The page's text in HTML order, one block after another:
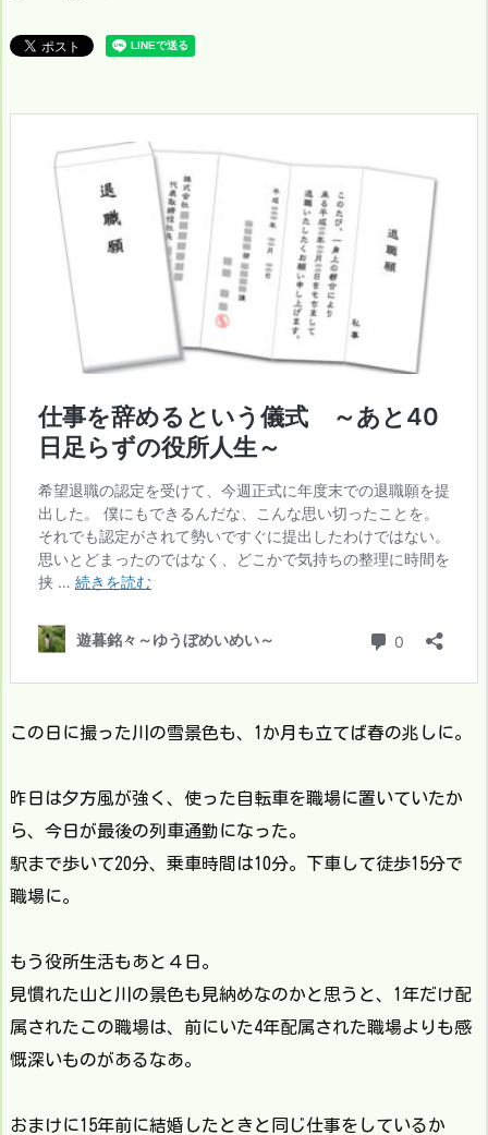
この日に撮った川の雪景色も、1か月も立てば春の兆しに。
昨日は夕方風が強く、使った自転車を職場に置いていたか
ら、今日が最後の列車通勤になった。
駅まで歩いて20分、乗車時間は10分。下車して徒歩15分で
職場に。
もう役所生活もあと４日。
見慣れた山と川の景色も見納めなのかと思うと、1年だけ配
属されたこの職場は、前にいた4年配属された職場よりも感
慨深いものがあるなあ。
おまけに15年前に結婚したときと同じ仕事をしているか